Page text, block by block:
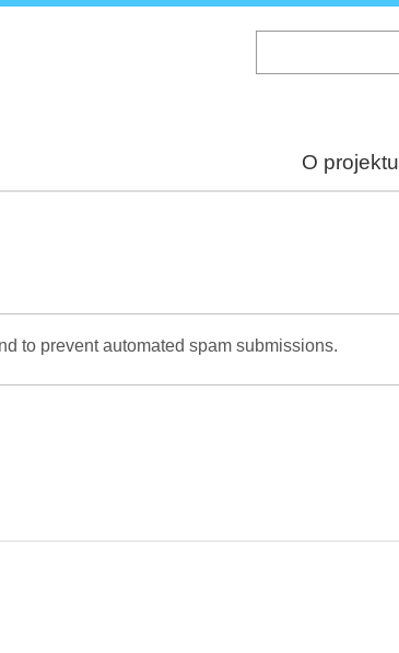
O projektu
to prevent automated spam submissions.